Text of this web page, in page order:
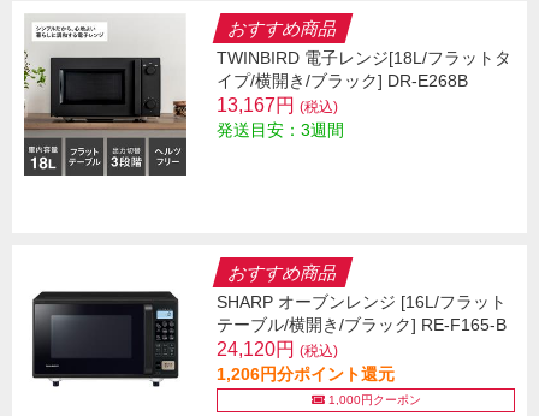
おすすめ商品
TWINBIRD 電子レンジ[18L/フラットタ
イプ/横開き/ブラック] DR-E268B
13,167円 (税込)
発送目安：3週間
おすすめ商品
SHARP オーブンレンジ [16L/フラット
テーブル/横開き/ブラック] RE-F165-B
24,120円 (税込)
1,206円分ポイント還元
1,000円クーポン